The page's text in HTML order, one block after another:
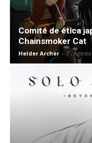
Comité de ética
Chainsmoker Cat
Helder Archer - 7 ,